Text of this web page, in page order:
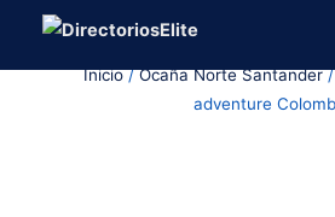
Inicio/Ocaña Norte Santander
adventure